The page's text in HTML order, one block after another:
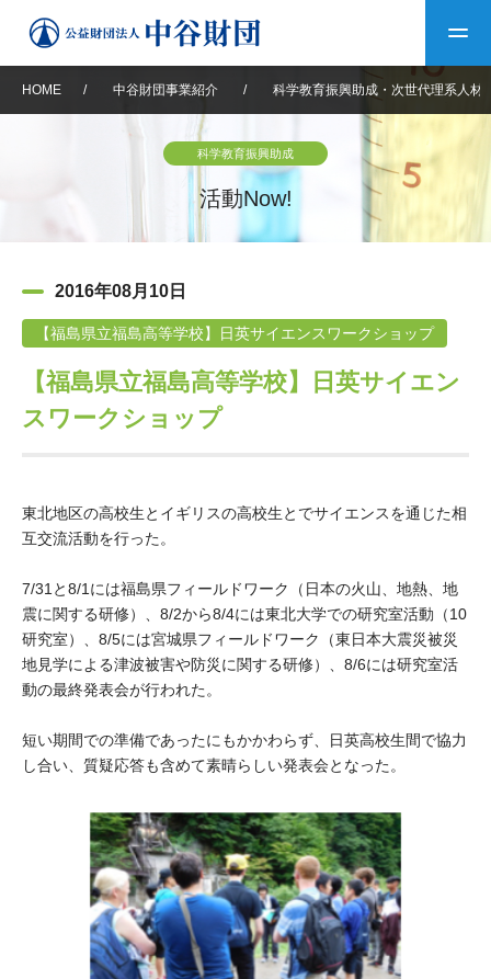
中谷財団について
設立趣意書 財団概要
沿革 40年史デジタルブック
役員・評議員 公開情報
年報一覧 中谷財団レポート
中谷財団事業紹介 中谷賞
神戸賞 長期大型研究助成
大学院生奨学金
国際学生交流プログラ
科学教育振興助成・
次世代理系人材育成プ
ログラム助成
中谷財団動画紹介
その他情報
アクセス
サイトマップ 中谷財団アーカイブ
HOME / 中谷財団事業紹介 / 科学教育振興助成・次世代理系人材
科学教育振興助成
活動Now!
2016年08月10日
【福島県立福島高等学校】日英サイエンスワークショップ
【福島県立福島高等学校】日英サイエン
スワークショップ
東北地区の高校生とイギリスの高校生とでサイエンスを通じた相
互交流活動を行った。
7/31と8/1には福島県フィールドワーク（日本の火山、地熱、地
震に関する研修）、8/2から8/4には東北大学での研究室活動（10
研究室）、8/5には宮城県フィールドワーク（東日本大震災被災
地見学による津波被害や防災に関する研修）、8/6には研究室活
動の最終発表会が行われた。
短い期間での準備であったにもかかわらず、日英高校生間で協力
し合い、質疑応答も含めて素晴らしい発表会となった。